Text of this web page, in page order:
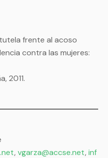
tutela frente al acoso
contra las mujeres:
2011.
, vgarza@accse.net, inf